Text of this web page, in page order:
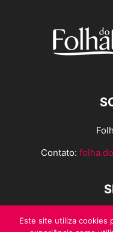
Contato:
Este site utiliza cookies